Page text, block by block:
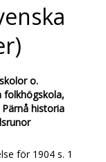
o.
folkhögskola,
historia
för 1904 s. 1